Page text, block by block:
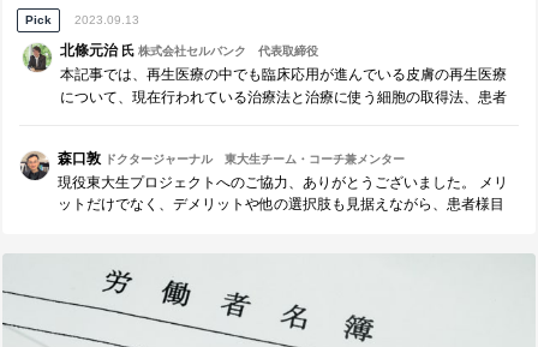
Pick 2023.09.13
北條元治 氏 株式会社セルバンク 代表取締役
本記事では、再生医療の中でも臨床応用が進んでいる皮膚の再生医療
について、現在行われている治療法と治療に使う細胞の取得法、患者
森口敦 ドクタージャーナル 東大生チーム・コーチ兼メンター
現役東大生プロジェクトへのご協力、ありがとうございました。 メリ
ットだけでなく、デメリットや他の選択肢も見据えながら、患者様目
心強い存在です。 「日本の再生医療のデファクトスタンダードを構築
する」というビジョン。応援しております！！